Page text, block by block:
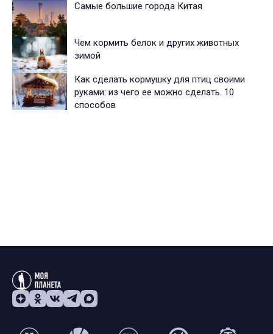
Самые большие города Китая
Чем кормить белок и других животных
зимой
Как сделать кормушку для птиц своими
руками: из чего ее можно сделать. 10
способов